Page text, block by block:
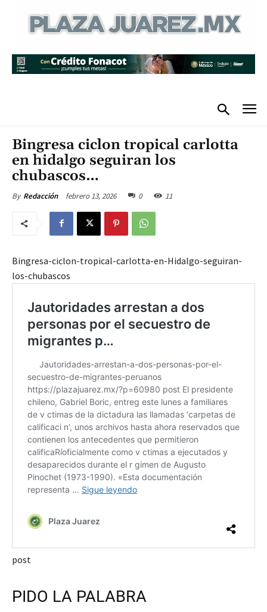
Bingresa ciclon tropical carlotta
en hidalgo seguiran los
chubascos…
By Redacción febrero 13, 2026 0 11
Bingresa-ciclon-tropical-carlotta-en-Hidalgo-seguiran-
los-chubascos
post
PIDO LA PALABRA